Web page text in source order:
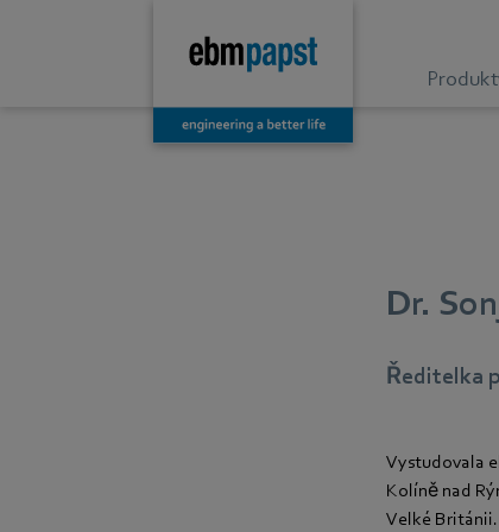
Dr.
Ředitelka
Vystudovala
Kolíně nad
Velké